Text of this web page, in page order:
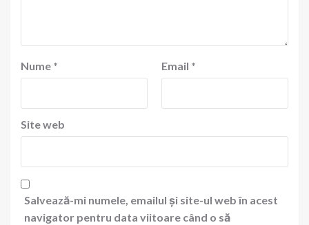
Nume * Email *
Site web
Salvează-mi numele, emailul și site-ul web în acest
navigator pentru data viitoare când o să